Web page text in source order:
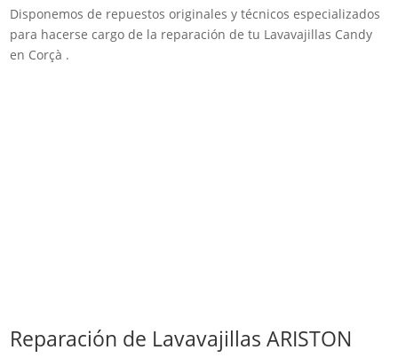
Disponemos de repuestos originales y técnicos especializados
para hacerse cargo de la reparación de tu Lavavajillas Candy
en Corçà .
Reparación de Lavavajillas ARISTON